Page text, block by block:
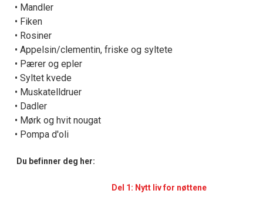
• Mandler
• Fiken
• Rosiner
• Appelsin/clementin, friske og syltete
• Pærer og epler
• Syltet kvede
• Muskatelldruer
• Dadler
• Mørk og hvit nougat
• Pompa d'oli
Du befinner deg her:
Del 1: Nytt liv for nøttene